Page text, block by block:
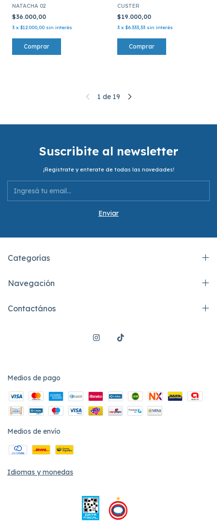
NATACHA 02
$36.000,00
3 x $12.000,00 sin interés
CUSTER
$19.000,00
3 x $6.333,33 sin interés
1 de 19
Suscribite al newsletter
¡Registrate y enterate de todas las novedades!
Categorías
Navegación
Contactános
Medios de pago
Medios de envío
Idiomas y monedas